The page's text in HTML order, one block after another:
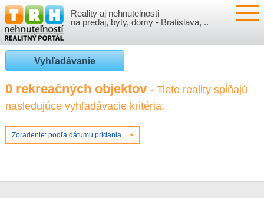
Reality aj nehnutelnosti
na predaj, byty, domy - Bratislava, ..
NEHNUTEĽNOSTI
BYTY
NOVOSTAVBY
NEBYTOVÉ PRIESTORY
VLOŽIŤ NEHNUTEĽNOSTI
PRIHLÁSENIE
REGISTRÁCIA
VÝVOJ CIEN REALÍT
ČLÁNKY O REALITÁCH
Vyhľadávanie
0 rekreačných objektov - Tieto reality spĺňajú
nasledujúce vyhľadávacie kritéria:
Zoradenie: podľa dátumu pridania